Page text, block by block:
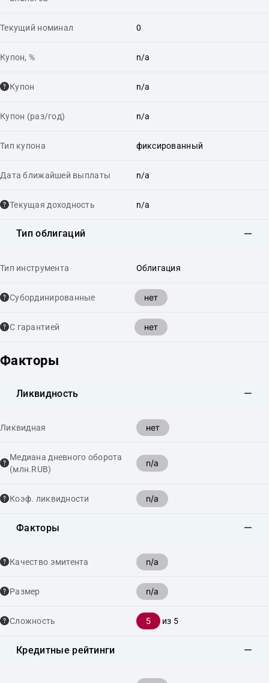
Текущий номинал 0
Купон, % n/a
Купон n/a
Купон (раз/год) n/a
Тип купона фиксированный
Дата ближайшей выплаты n/a
Текущая доходность n/a
Тип облигаций
Тип инструмента Облигация
Cубординированные нет
С гарантией нет
Факторы
Ликвидность
Ликвидная нет
Медиана дневного оборота
(млн.RUB)
n/a
Коэф. ликвидности n/a
Факторы
Качество эмитента n/a
Размер n/a
Сложность 5 из 5
Кредитные рейтинги